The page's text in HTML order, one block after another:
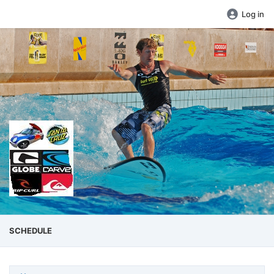
Log in
SCHEDULE